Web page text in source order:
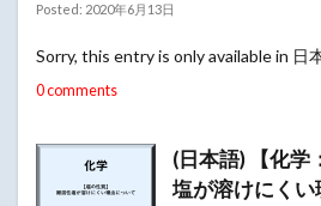
Posted: 2020年6月13日
Sorry, this entry is only available in 日
0 comments
(日本語) 【化学
塩が溶けにくい